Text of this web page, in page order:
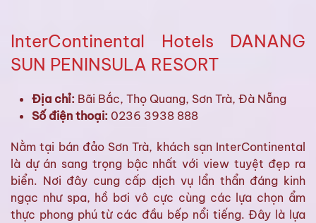
InterContinental Hotels DANANG
SUN PENINSULA RESORT
Địa chỉ: Bãi Bắc, Thọ Quang, Sơn Trà, Đà Nẵng
Số điện thoại: 0236 3938 888
Nằm tại bán đảo Sơn Trà, khách sạn InterContinental
là dự án sang trọng bậc nhất với view tuyệt đẹp ra
biển. Nơi đây cung cấp dịch vụ lẩn thẩn đáng kinh
ngạc như spa, hồ bơi vô cực cùng các lựa chọn ẩm
thực phong phú từ các đầu bếp nổi tiếng. Đây là lựa